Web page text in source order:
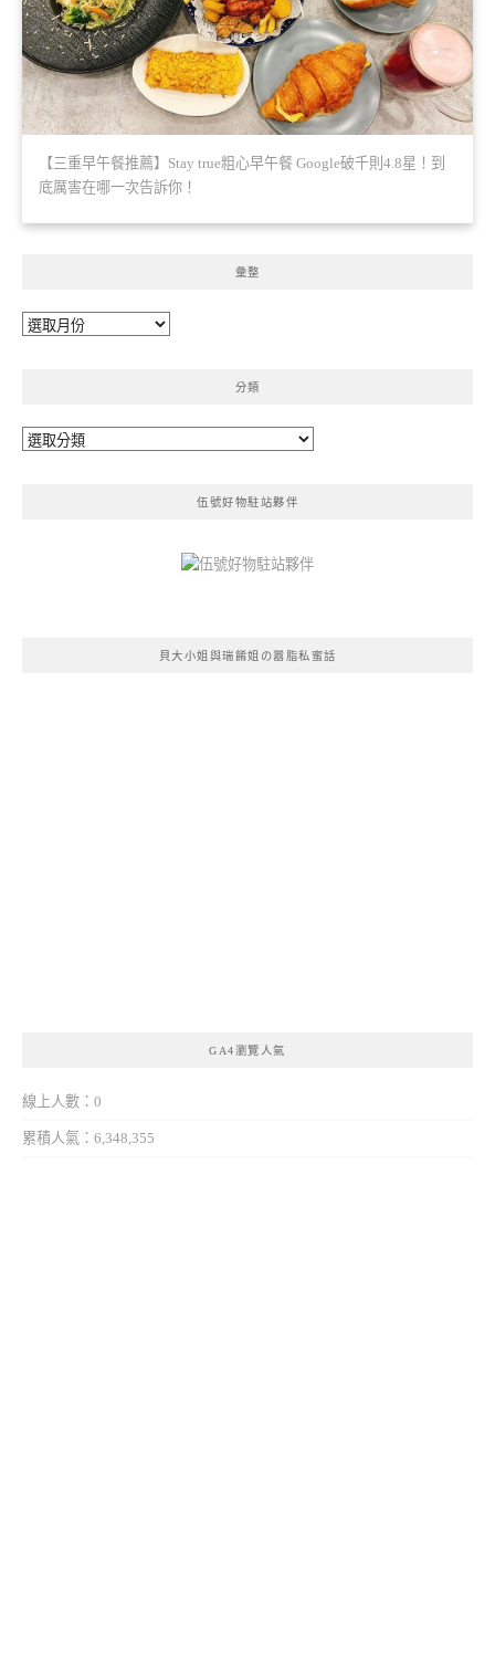
【三重早午餐推薦】Stay true粗心早午餐 Google破千則4.8星！到
底厲害在哪一次告訴你！
彙整
彙
分類
分
伍號好物駐站夥伴
貝大小姐與瑞餚姐の囂脂私蜜話
GA4瀏覽人氣
線上人數：0
累積人氣：6,348,355